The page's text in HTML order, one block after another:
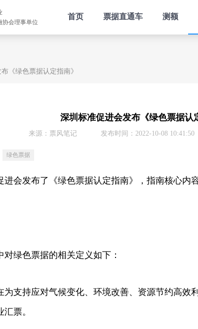
协会理事单位
首页 票据直通车 测额
《绿色票据认定指南》
深圳标准促进会发布《绿色票据认
来源：票风笔记 发布时间：2022-10-08 10:41:50
绿色票据
会发布了《绿色票据认定指南》，指南核心内
对绿色票据的相关定义如下：
为支持应对气候变化、环境改善、资源节约高效
票。